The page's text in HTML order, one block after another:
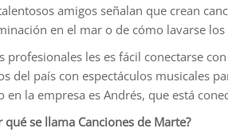
amigos señalan que crean
en el mar o de cómo lavarse
profesionales les es fácil conectarse
del país con espectáculos musicales
en la empresa es Andrés, que está
qué se llama Canciones de Marte?